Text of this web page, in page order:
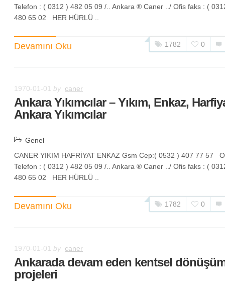
Telefon : ( 0312 ) 482 05 09 /.. Ankara ® Caner ../ Ofis faks : (
480 65 02 HER HÜRLÜ ..
Devamını Oku 1782 0
1970-01-01 by caner
Ankara Yıkımcılar – Yıkım, Enkaz,
Ankara Yıkımcılar
Genel
CANER YIKIM HAFRİYAT ENKAZ Gsm Cep:( 0532 ) 407 77 57
Telefon : ( 0312 ) 482 05 09 /.. Ankara ® Caner ../ Ofis faks : (
480 65 02 HER HÜRLÜ ..
Devamını Oku 1782 0
1970-01-01 by caner
Ankarada devam eden kentsel
projeleri